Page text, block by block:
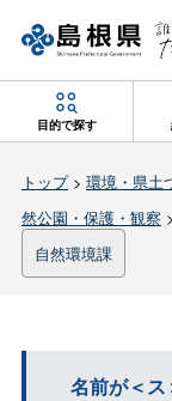
目的で探す
トップ> 環境・県土
然公園・保護・観察 >
自然環境課
名前が＜ス